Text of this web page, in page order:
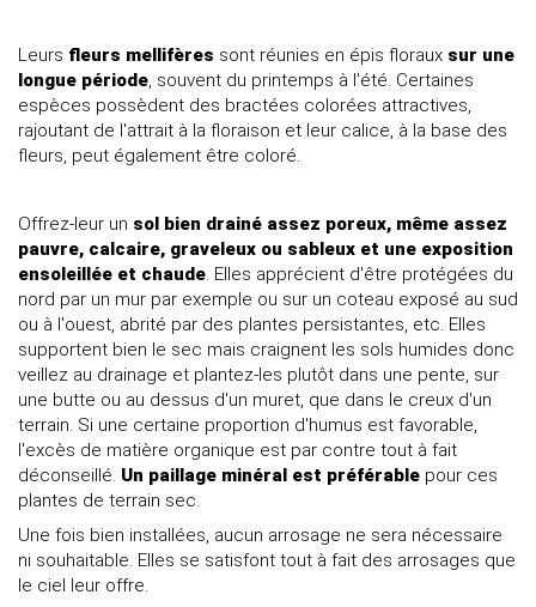
Leurs fleurs mellifères sont réunies en épis floraux sur une
longue période, souvent du printemps à l'été. Certaines
espèces possèdent des bractées colorées attractives,
rajoutant de l'attrait à la floraison et leur calice, à la base des
fleurs, peut également être coloré.
Offrez-leur un sol bien drainé assez poreux, même assez
pauvre, calcaire, graveleux ou sableux et une exposition
ensoleillée et chaude. Elles apprécient d'être protégées du
nord par un mur par exemple ou sur un coteau exposé au sud
ou à l'ouest, abrité par des plantes persistantes, etc. Elles
supportent bien le sec mais craignent les sols humides donc
veillez au drainage et plantez-les plutôt dans une pente, sur
une butte ou au dessus d'un muret, que dans le creux d'un
terrain. Si une certaine proportion d'humus est favorable,
l'excès de matière organique est par contre tout à fait
déconseillé. Un paillage minéral est préférable pour ces
plantes de terrain sec.
Une fois bien installées, aucun arrosage ne sera nécessaire
ni souhaitable. Elles se satisfont tout à fait des arrosages que
le ciel leur offre.